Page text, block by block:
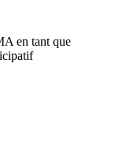
en tant que